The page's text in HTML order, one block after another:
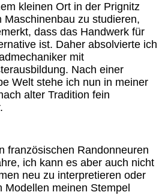
kleinen Ort in der Prignitz
Maschinenbau zu studieren,
dass das Handwerk für
ist. Daher absolvierte ich
mit
Nach einer
Welt stehe ich nun in meiner
alter Tradition fein
französischen Randonneuren
ich kann es aber auch nicht
neu zu interpretieren oder
meinen Stempel